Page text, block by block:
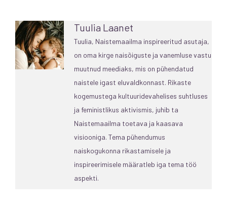
Tuulia Laanet
Tuulia, Naistemaailma inspireeritud asutaja,
on oma kirge naisõiguste ja vanemluse vastu
muutnud meediaks, mis on pühendatud
naistele igast eluvaldkonnast. Rikaste
kogemustega kultuuridevahelises suhtluses
ja feministlikus aktivismis, juhib ta
Naistemaailma toetava ja kaasava
visiooniga. Tema pühendumus
naiskogukonna rikastamisele ja
inspireerimisele määratleb iga tema töö
aspekti.